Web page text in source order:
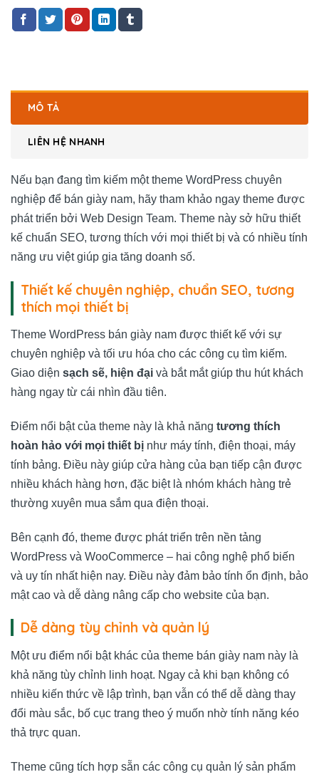
MÔ TẢ
LIÊN HỆ NHANH
Nếu bạn đang tìm kiếm một theme WordPress chuyên
nghiệp để bán giày nam, hãy tham khảo ngay theme được
phát triển bởi Web Design Team. Theme này sở hữu thiết
kế chuẩn SEO, tương thích với mọi thiết bị và có nhiều tính
năng ưu việt giúp gia tăng doanh số.
Thiết kế chuyên nghiệp, chuẩn SEO, tương
thích mọi thiết bị
Theme WordPress bán giày nam được thiết kế với sự
chuyên nghiệp và tối ưu hóa cho các công cụ tìm kiếm.
Giao diện sạch sẽ, hiện đại và bắt mắt giúp thu hút khách
hàng ngay từ cái nhìn đầu tiên.
Điểm nổi bật của theme này là khả năng tương thích
hoàn hảo với mọi thiết bị như máy tính, điện thoại, máy
tính bảng. Điều này giúp cửa hàng của bạn tiếp cận được
nhiều khách hàng hơn, đặc biệt là nhóm khách hàng trẻ
thường xuyên mua sắm qua điện thoại.
Bên cạnh đó, theme được phát triển trên nền tảng
WordPress và WooCommerce – hai công nghệ phổ biến
và uy tín nhất hiện nay. Điều này đảm bảo tính ổn định, bảo
mật cao và dễ dàng nâng cấp cho website của bạn.
Dễ dàng tùy chỉnh và quản lý
Một ưu điểm nổi bật khác của theme bán giày nam này là
khả năng tùy chỉnh linh hoạt. Ngay cả khi bạn không có
nhiều kiến thức về lập trình, bạn vẫn có thể dễ dàng thay
đổi màu sắc, bố cục trang theo ý muốn nhờ tính năng kéo
thả trực quan.
Theme cũng tích hợp sẵn các công cụ quản lý sản phẩm